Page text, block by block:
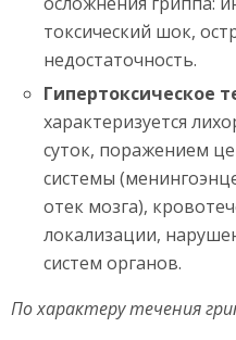
токсический шок,
недостаточность.
Гипертоксическое
характеризуется
суток, поражением
системы
отек мозга),
локализации,
систем органов.
По характеру течения